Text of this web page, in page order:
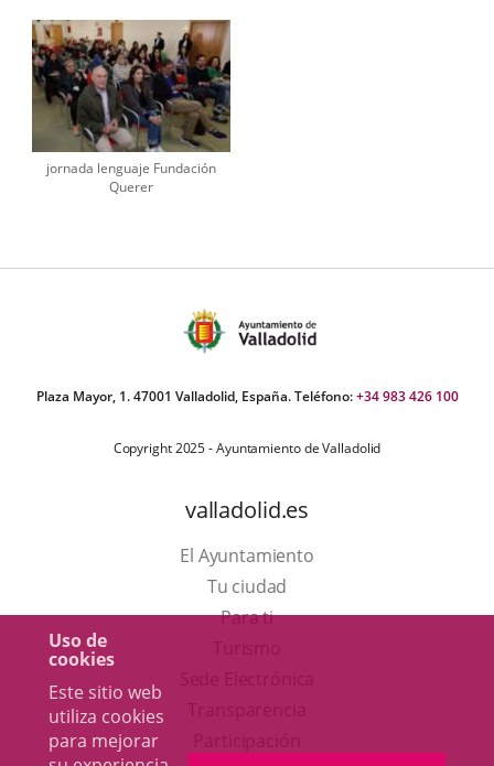
Uso de
cookies
Este sitio web
utiliza cookies
para mejorar
jornada lenguaje Fundación
Querer
Plaza Mayor, 1. 47001 Valladolid, España. Teléfono:+34 983 426 100
Copyright 2025 - Ayuntamiento de Valladolid
valladolid.es
El Ayuntamiento
Tu ciudad
Para ti